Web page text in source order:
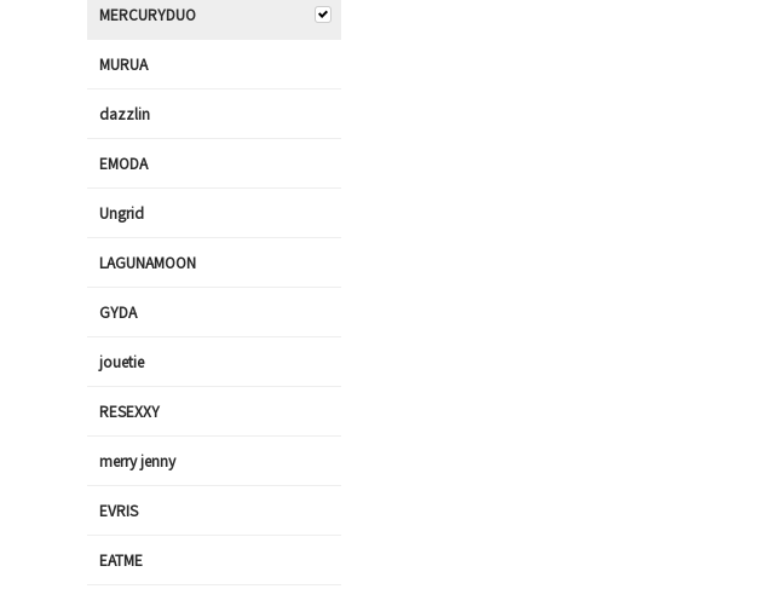
MERCURYDUO
MURUA
dazzlin
EMODA
Ungrid
LAGUNAMOON
GYDA
jouetie
RESEXXY
merry jenny
EVRIS
EATME